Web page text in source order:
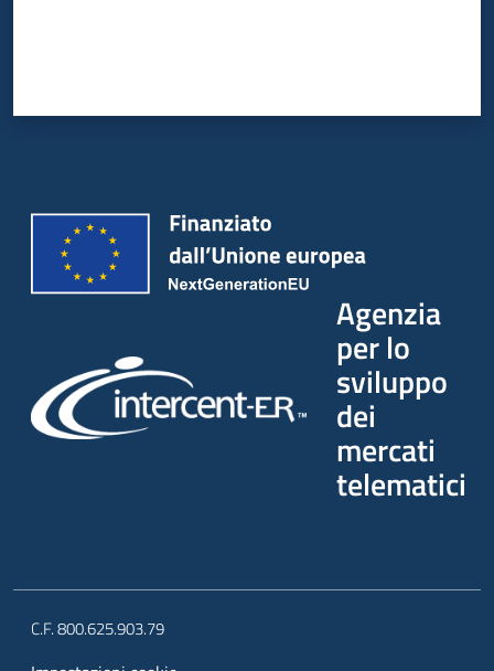
Agenzia
per lo
sviluppo
dei
mercati
telematici
C.F. 800.625.903.79